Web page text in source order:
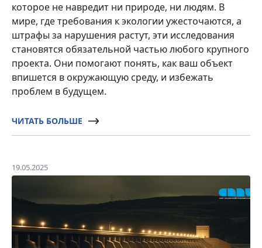
которое не навредит ни природе, ни людям. В
мире, где требования к экологии ужесточаются, а
штрафы за нарушения растут, эти исследования
становятся обязательной частью любого крупного
проекта. Они помогают понять, как ваш объект
впишется в окружающую среду, и избежать
проблем в будущем.
ЧИТАТЬ БОЛЬШЕ
19.05.2025